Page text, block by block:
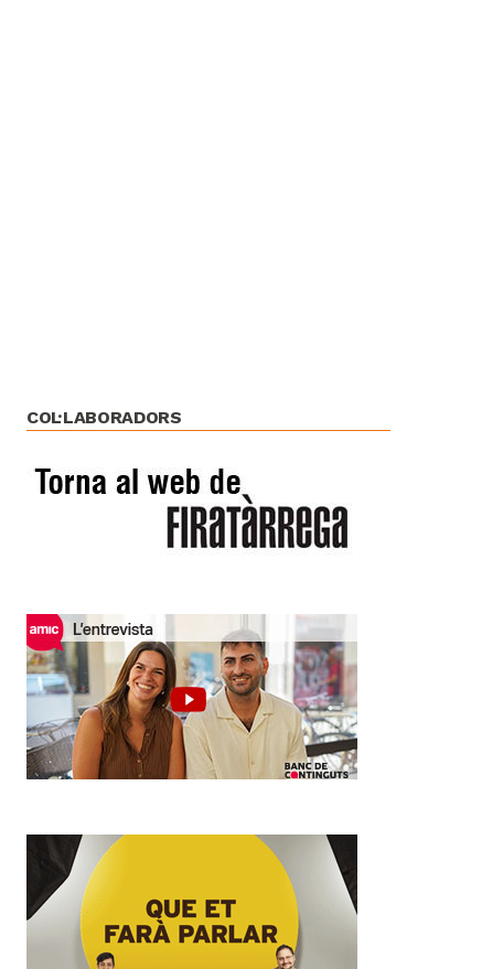
COL·LABORADORS